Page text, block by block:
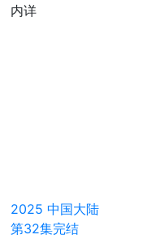
内详
2025 中国大陆
第32集完结